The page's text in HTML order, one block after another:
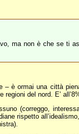
ma non è che se ti
– è ormai una città
del nord. E’
(correggo,
rispetto